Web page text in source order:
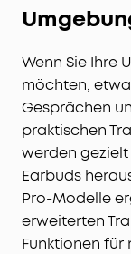
Wenn Sie Ihre
möchten,
Gesprächen
praktischen
werden
Earbuds
Pro-Modelle
erweiterten
Funktionen